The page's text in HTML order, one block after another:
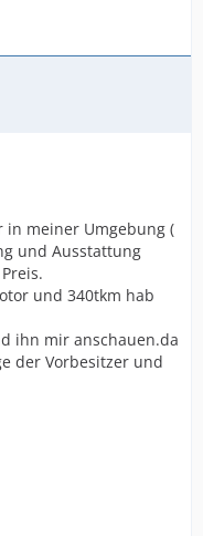
in meiner Umgebung (
und Ausstattung
und 340tkm hab
ihn mir anschauen.da
der Vorbesitzer und